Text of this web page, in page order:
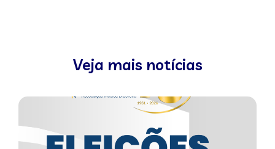
Veja mais notícias